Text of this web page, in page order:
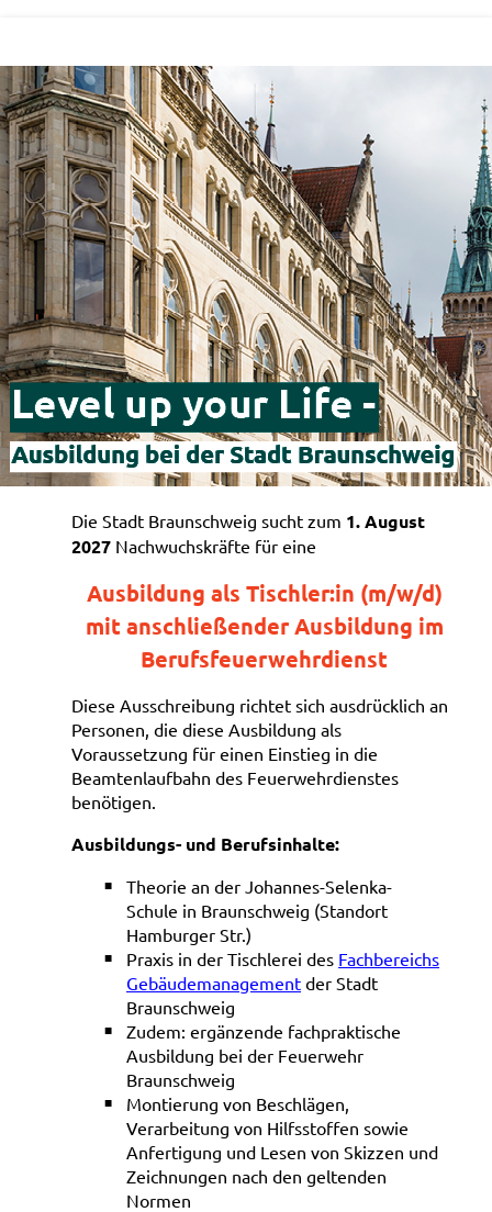
Die Stadt Braunschweig sucht zum 1. August
2027 Nachwuchskräfte für eine
Ausbildung als Tischler:in (m/w/d)
mit anschließender Ausbildung im
Berufsfeuerwehrdienst
Diese Ausschreibung richtet sich ausdrücklich an
Personen, die diese Ausbildung als
Voraussetzung für einen Einstieg in die
Beamtenlaufbahn des Feuerwehrdienstes
benötigen.
Ausbildungs- und Berufsinhalte:
Theorie an der Johannes-Selenka-
Schule in Braunschweig (Standort
Hamburger Str.)
Praxis in der Tischlerei des Fachbereichs
Gebäudemanagement der Stadt
Braunschweig
Zudem: ergänzende fachpraktische
Ausbildung bei der Feuerwehr
Braunschweig
Montierung von Beschlägen,
Verarbeitung von Hilfsstoffen sowie
Anfertigung und Lesen von Skizzen und
Zeichnungen nach den geltenden
Normen